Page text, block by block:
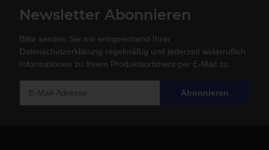
Newsletter Abonnieren
Bitte senden Sie mir entsprechend Ihrer
Datenschutzerklärung regelmäßig und jederzeit widerruflich
Informationen zu Ihrem Produktsortiment per E-Mail zu.
Abonnieren